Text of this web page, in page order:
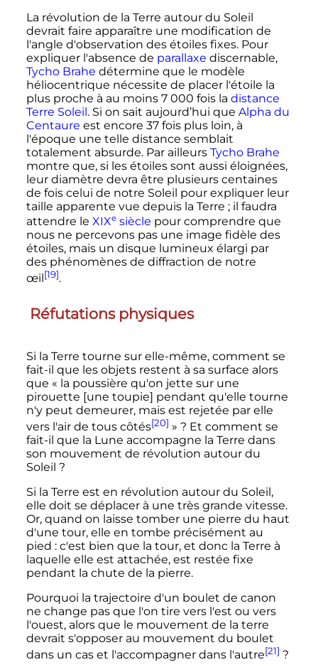
La révolution de la Terre autour du Soleil
devrait faire apparaître une modification de
l'angle d'observation des étoiles fixes. Pour
expliquer l'absence de parallaxe discernable,
Tycho Brahe détermine que le modèle
héliocentrique nécessite de placer l'étoile la
plus proche à au moins 7 000 fois la distance
Terre Soleil. Si on sait aujourd’hui que Alpha du
Centaure est encore 37 fois plus loin, à
l'époque une telle distance semblait
totalement absurde. Par ailleurs Tycho Brahe
montre que, si les étoiles sont aussi éloignées,
leur diamètre devra être plusieurs centaines
de fois celui de notre Soleil pour expliquer leur
taille apparente vue depuis la Terre ; il faudra
attendre le XIXesiècle pour comprendre que
nous ne percevons pas une image fidèle des
étoiles, mais un disque lumineux élargi par
des phénomènes de diffraction de notre
œil [19].
Réfutations physiques
Si la Terre tourne sur elle-même, comment se
fait-il que les objets restent à sa surface alors
que « la poussière qu'on jette sur une
pirouette [une toupie] pendant qu'elle tourne
n'y peut demeurer, mais est rejetée par elle
vers l'air de tous côtés[20] » ? Et comment se
fait-il que la Lune accompagne la Terre dans
son mouvement de révolution autour du
Soleil ?
Si la Terre est en révolution autour du Soleil,
elle doit se déplacer à une très grande vitesse.
Or, quand on laisse tomber une pierre du haut
d'une tour, elle en tombe précisément au
pied : c'est bien que la tour, et donc la Terre à
laquelle elle est attachée, est restée fixe
pendant la chute de la pierre.
Pourquoi la trajectoire d'un boulet de canon
ne change pas que l'on tire vers l'est ou vers
l'ouest, alors que le mouvement de la terre
devrait s'opposer au mouvement du boulet
dans un cas et l'accompagner dans l'autre[21] ?